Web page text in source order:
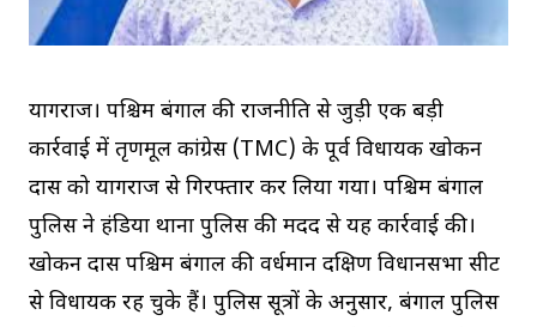
प्रयागराज। पश्चिम बंगाल की राजनीति से जुड़ी एक बड़ी
कार्रवाई में तृणमूल कांग्रेस (TMC) के पूर्व विधायक खोकन
दास को प्रयागराज से गिरफ्तार कर लिया गया। पश्चिम बंगाल
पुलिस ने हंडिया थाना पुलिस की मदद से यह कार्रवाई की।
खोकन दास पश्चिम बंगाल की वर्धमान दक्षिण विधानसभा सीट
से विधायक रह चुके हैं। पुलिस सूत्रों के अनुसार, बंगाल पुलिस